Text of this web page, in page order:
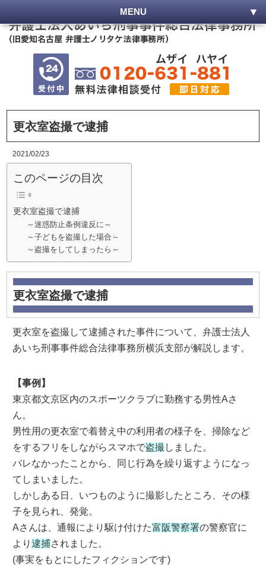
MENU
更衣室盗撮で逮捕
2021/02/23
このページの目次
更衣室盗撮で逮捕
～迷惑防止条例違反に～
～子どもを盗撮した場合～
～盗撮をしてしまったら～
更衣室盗撮で逮捕
更衣室を盗撮して逮捕された事件について、弁護士法人
あいち刑事事件総合法律事務所横浜支部が解説します。
【事例】
東京都文京区内のスポーツクラブに勤務する男性Aさ
ん。
男性用の更衣室で着替え中の利用者の様子を、掃除など
をするフリをしながらスマホで盗撮 しました。
バレなかったことから、同じ行為を繰り返すようになっ
てしまいました。
しかしある日、いつものように撮影したところ、その様
子を見られ、発覚。
Aさんは、通報により駆け付けた富阪警察署の警察官に
より逮捕されました。
(事実をもとにしたフィクションです)